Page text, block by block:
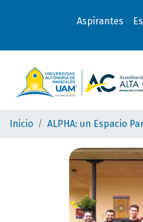
Aspirantes
Inicio ALPHA: un Espacio